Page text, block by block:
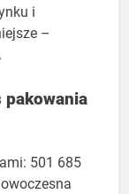
i
–
.
pakowania
501 685